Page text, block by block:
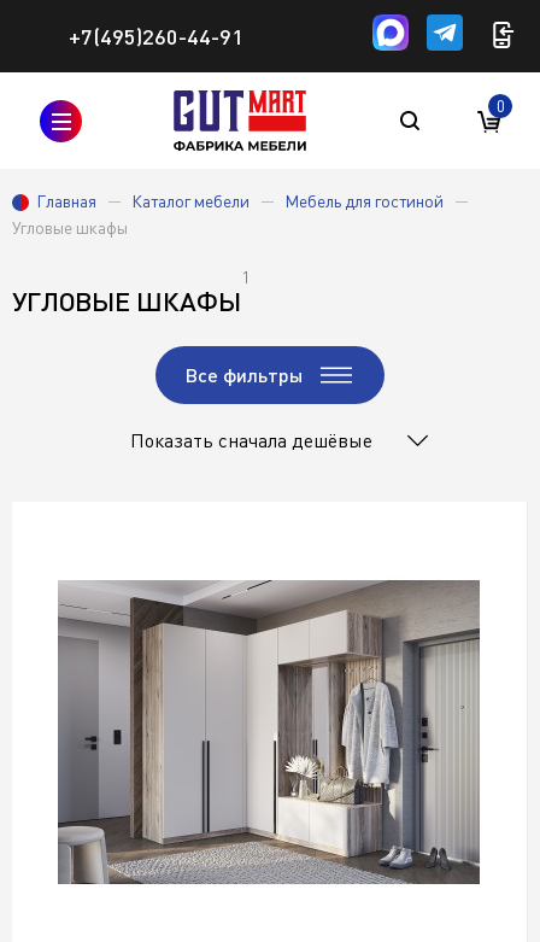
+7(495)260-44-91
0
Главная Каталог мебели
Мебель для гостиной
Угловые шкафы
УГЛОВЫЕ ШКАФЫ
1
Все фильтры
Показать сначала дешёвые